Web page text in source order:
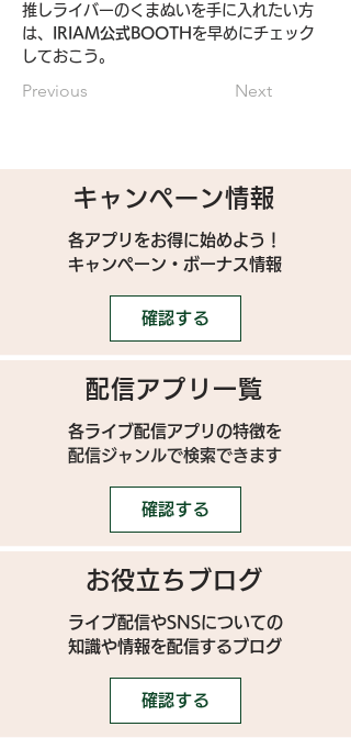
推しライバーのくまぬいを手に入れたい方
は、
IRIAM公式BOOTH を早めにチェック
しておこう。
Previous Next
キャンペーン情報
各アプリをお得に始めよう！
キャンペーン・ボーナス情報
確認する
配信アプリ一覧
各ライブ配信アプリの特徴を
配信ジャンルで検索できます
確認する
お役立ちブログ
ライブ配信やSNSについての
​知識や情報を配信するブログ
確認する